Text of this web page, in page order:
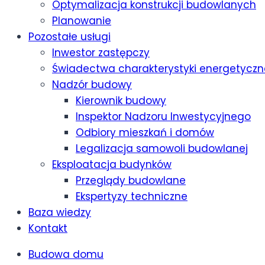
Optymalizacja konstrukcji budowlanych
Planowanie
Pozostałe usługi
Inwestor zastępczy
Świadectwa charakterystyki
Nadzór budowy
Kierownik budowy
Inspektor Nadzoru Inwestycyjnego
Odbiory mieszkań i domów
Legalizacja samowoli budowlanej
Eksploatacja budynków
Przeglądy budowlane
Ekspertyzy techniczne
Baza wiedzy
Kontakt
Budowa domu